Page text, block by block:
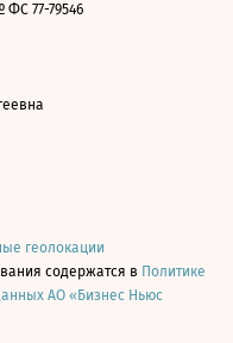
77-79546
геолокации
содержатся в Политике
АО «Бизнес Ньюс